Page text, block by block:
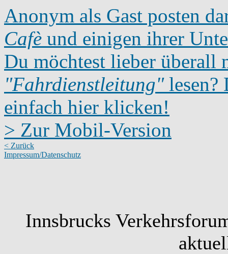
Anonym als Gast posten
Cafè und einigen ihrer
Du möchtest lieber überall
"Fahrdienstleitung"lesen?
einfach hier klicken!
> Zur Mobil-Version
< Zurück
Impressum/Datenschutz
Innsbrucks